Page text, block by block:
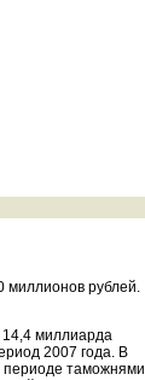
миллионов рублей.
14,4 миллиарда
2007 года. В
периоде таможнями